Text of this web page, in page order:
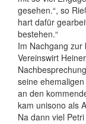
gesehen.“, so
hart dafür
bestehen.“
Im Nachgang
Vereinswirt
seine
an den
kam unisono als
Na dann viel